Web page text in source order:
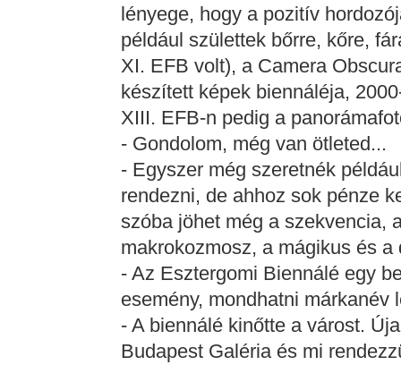
lényege, hogy a pozitív
például születtek bőrre, kőre,
XI. EFB volt), a Camera
készített képek biennáléja,
XIII. EFB-n pedig a
- Gondolom, még van ötleted...
- Egyszer még szeretnék
rendezni, de ahhoz sok pénze
szóba jöhet még a szekvencia,
makrokozmosz, a mágikus és
- Az Esztergomi Biennálé egy
esemény, mondhatni márkanév
- A biennálé kinőtte a várost.
Budapest Galéria és mi